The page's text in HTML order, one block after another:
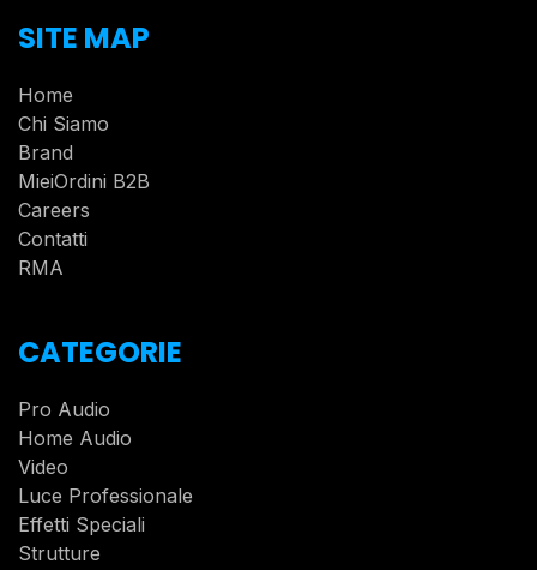
SITE MAP
Home
Chi Siamo
Brand
MieiOrdini B2B
Careers
Contatti
RMA
CATEGORIE
Pro Audio
Home Audio
Video
Luce Professionale
Effetti Speciali
Strutture